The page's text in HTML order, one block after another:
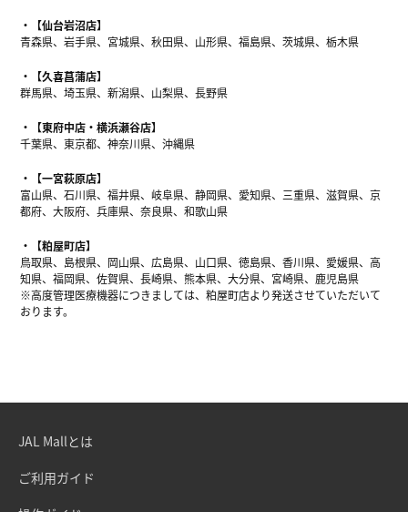
【仙台岩沼店】
青森県、岩手県、宮城県、秋田県、山形県、福島県、茨城県、栃木県
【久喜菖蒲店】
群馬県、埼玉県、新潟県、山梨県、長野県
【東府中店・横浜瀬谷店】
千葉県、東京都、神奈川県、沖縄県
【一宮萩原店】
富山県、石川県、福井県、岐阜県、静岡県、愛知県、三重県、滋賀県、京
都府、大阪府、兵庫県、奈良県、和歌山県
【粕屋町店】
鳥取県、島根県、岡山県、広島県、山口県、徳島県、香川県、愛媛県、高
知県、福岡県、佐賀県、長崎県、熊本県、大分県、宮崎県、鹿児島県
※高度管理医療機器につきましては、粕屋町店より発送させていただいて
おります。
JAL Mallとは
ご利用ガイド